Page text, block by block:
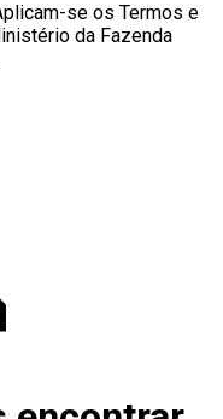
se os Termos e
da Fazenda